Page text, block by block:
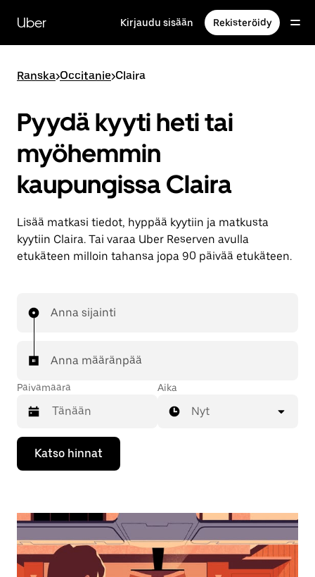
siirry
pääsisältöön
Uber Kirjaudu sisään Rekisteröidy
Ranska>Occitanie>Claira
Pyydä kyyti heti tai
myöhemmin
kaupungissa Claira
Lisää matkasi tiedot, hyppää kyytiin ja matkusta
kyytiin Claira. Tai varaa Uber Reserven avulla
etukäteen milloin tahansa jopa 90 päivää etukäteen.
Anna sijainti
Anna määränpää
Päivämäärä
Valitse
päivämäärä
kalenterissa
Sulje
Esc-
painikkeella.
Aika
Nyt
Katso hinnat